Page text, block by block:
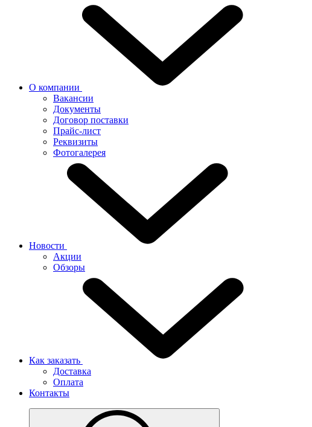
О компании
Вакансии
Документы
Договор поставки
Прайс-лист
Реквизиты
Фотогалерея
Новости
Акции
Обзоры
Как заказать
Доставка
Оплата
Контакты